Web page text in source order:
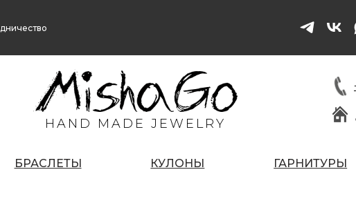
HAND MADE JEWELRY
БРАСЛЕТЫ КУЛОНЫ ГАРНИТУРЫ